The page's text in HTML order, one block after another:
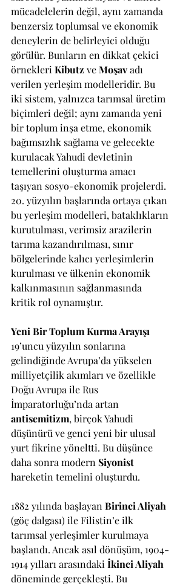
mücadelelerin değil, aynı zamanda
benzersiz toplumsal ve ekonomik
deneylerin de belirleyici olduğu
görülür. Bunların en dikkat çekici
örnekleri Kibutz ve Moşav adı
verilen yerleşim modelleridir. Bu
iki sistem, yalnızca tarımsal üretim
biçimleri değil; aynı zamanda yeni
bir toplum inşa etme, ekonomik
bağımsızlık sağlama ve gelecekte
kurulacak Yahudi devletinin
temellerini oluşturma amacı
taşıyan sosyo-ekonomik projelerdi.
20. yüzyılın başlarında ortaya çıkan
bu yerleşim modelleri, bataklıkların
kurutulması, verimsiz arazilerin
tarıma kazandırılması, sınır
bölgelerinde kalıcı yerleşimlerin
kurulması ve ülkenin ekonomik
kalkınmasının sağlanmasında
kritik rol oynamıştır.
Yeni Bir Toplum Kurma Arayışı
19’uncu yüzyılın sonlarına
gelindiğinde Avrupa’da yükselen
milliyetçilik akımları ve özellikle
Doğu Avrupa ile Rus
İmparatorluğu’nda artan
antisemitizm, birçok Yahudi
düşünürü ve genci yeni bir ulusal
yurt fikrine yöneltti. Bu düşünce
daha sonra modern Siyonist
hareketin temelini oluşturdu.
1882 yılında başlayan Birinci Aliyah
(göç dalgası) ile Filistin’e ilk
tarımsal yerleşimler kurulmaya
başlandı. Ancak asıl dönüşüm, 1904-
1914 yılları arasındaki İkinci Aliyah
döneminde gerçekleşti. Bu